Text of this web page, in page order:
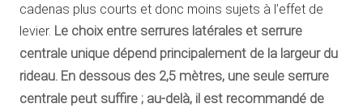
cadenas plus courts et donc moins sujets à l’effet de
levier. Le choix entre serrures latérales et serrure
centrale unique dépend principalement de la largeur du
rideau. En dessous des 2,5 mètres, une seule serrure
centrale peut suffire ; au-delà, il est recommandé de